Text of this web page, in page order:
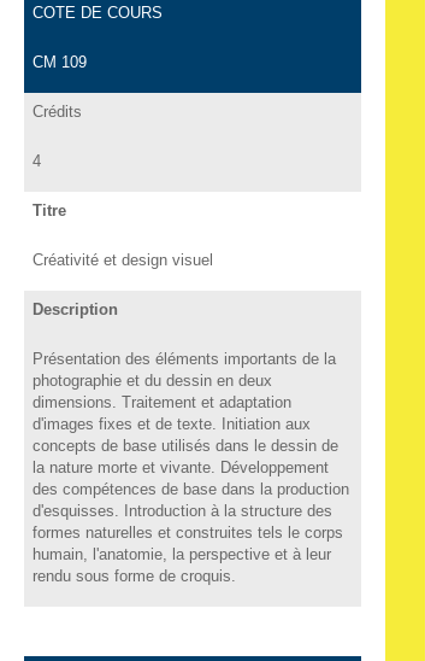
COTE DE COURS
CM 109
Crédits
4
Titre
Créativité et design visuel
Description
Présentation des éléments importants de la
photographie et du dessin en deux
dimensions. Traitement et adaptation
d'images fixes et de texte. Initiation aux
concepts de base utilisés dans le dessin de
la nature morte et vivante. Développement
des compétences de base dans la production
d'esquisses. Introduction à la structure des
formes naturelles et construites tels le corps
humain, l'anatomie, la perspective et à leur
rendu sous forme de croquis.